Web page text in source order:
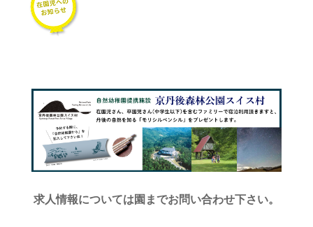
求人情報については園までお問い合わせ下さい。